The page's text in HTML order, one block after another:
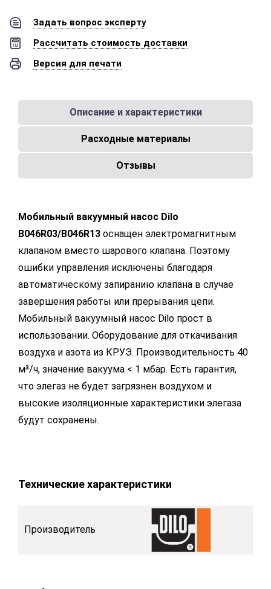
Задать вопрос эксперту
Рассчитать стоимость доставки
Версия для печати
Описание и характеристики
Расходные материалы
Отзывы
Мобильный вакуумный насос Dilo
B046R03/B046R13 оснащен электромагнитным
клапаном вместо шарового клапана. Поэтому
ошибки управления исключены благодаря
автоматическому запиранию клапана в случае
завершения работы или прерывания цепи.
Мобильный вакуумный насос Dilo прост в
использовании. Оборудование для откачивания
воздуха и азота из КРУЭ. Производительность 40
м³/ч, значение вакуума < 1 мбар. Есть гарантия,
что элегаз не будет загрязнен воздухом и
высокие изоляционные характеристики элегаза
будут сохранены.
Технические характеристики
Производитель